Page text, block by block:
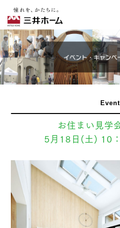
お住まい見学
5月18日(土) 10
Event